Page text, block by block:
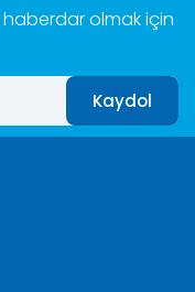
haberdar olmak için
Kaydol